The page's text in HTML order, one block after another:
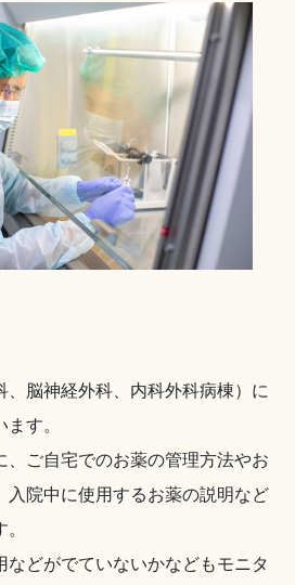
、脳神経外科、内科外科病棟）に
す。
、ご自宅でのお薬の管理方法やお
入院中に使用するお薬の説明など
などがでていないかなどもモニタ